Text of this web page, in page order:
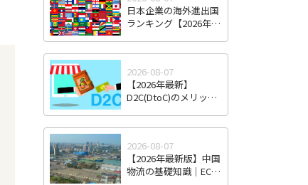
日本企業の海外進出国
ランキング【2026年最
2026-08-07
【2026年最新】
D2C(DtoC)のメリット
ポイント
2026-08-07
【2026年最新版】中国
物流の基礎知識｜EC・